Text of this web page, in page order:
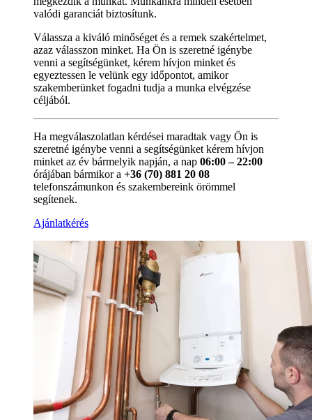
valódi garanciát biztosítunk.
Válassza a kiváló minőséget és a remek szakértelmet,
azaz válasszon minket. Ha Ön is szeretné igénybe
venni a segítségünket, kérem hívjon minket és
egyeztessen le velünk egy időpontot, amikor
szakemberünket fogadni tudja a munka elvégzése
céljából.
Ha megválaszolatlan kérdései maradtak vagy Ön is
szeretné igénybe venni a segítségünket kérem hívjon
minket az év bármelyik napján, a nap 06:00 – 22:00
órájában bármikor a +36 (70) 881 20 08
telefonszámunkon és szakembereink örömmel
segítenek.
Ajánlatkérés